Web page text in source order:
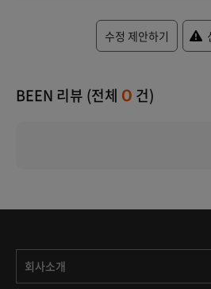
수정 제안하기
BEEN 리뷰 (전체 0 건)
회사소개